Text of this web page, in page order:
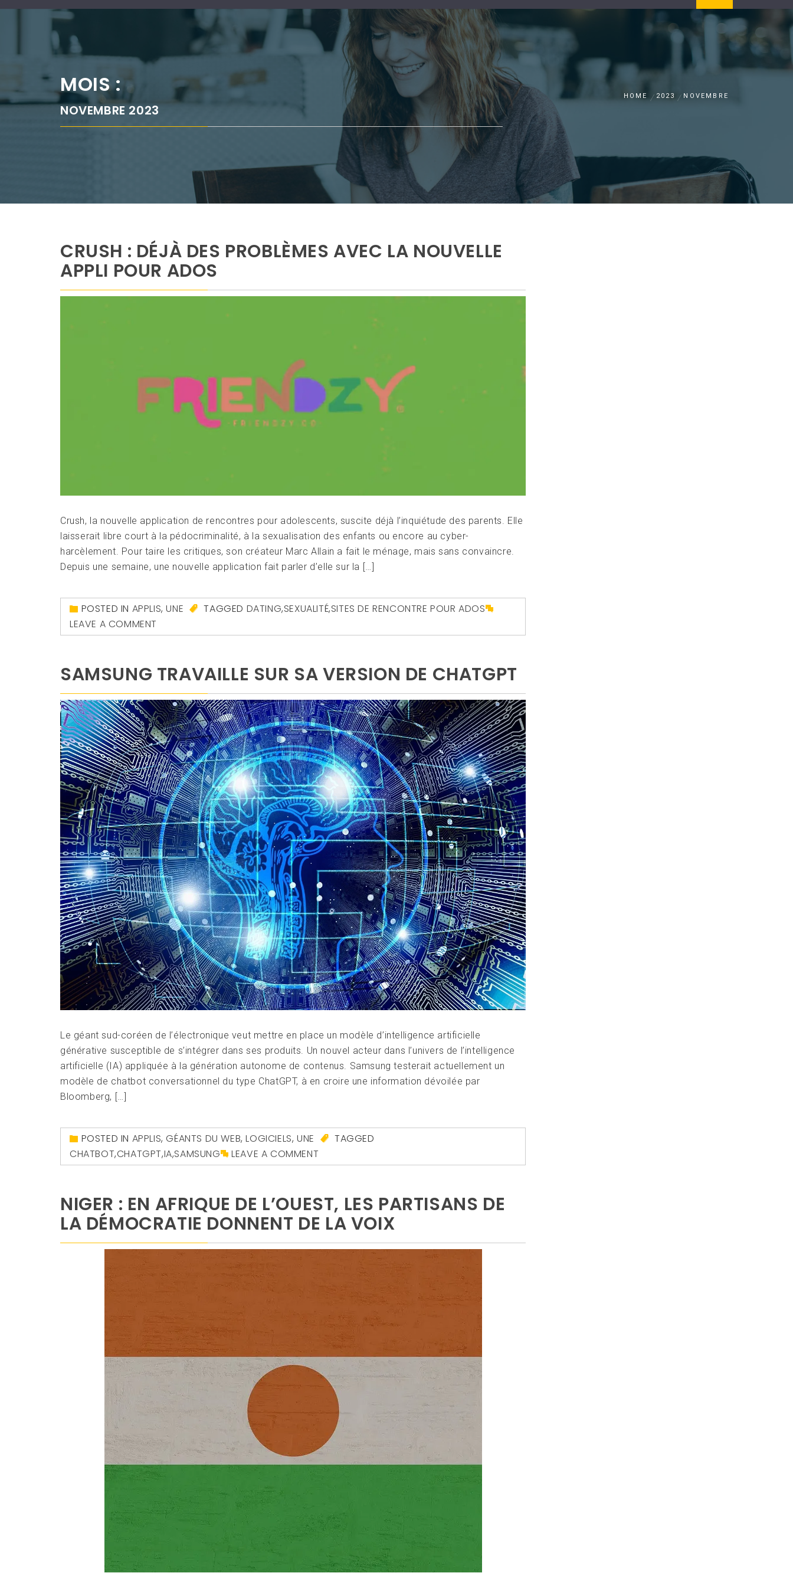
MOIS :
NOVEMBRE 2023
HOME 2023 NOVEMBRE
CRUSH : DÉJÀ DES PROBLÈMES AVEC LA NOUVELLE
APPLI POUR ADOS
Crush, la nouvelle application de rencontres pour adolescents, suscite déjà l’inquiétude des parents. Elle
laisserait libre court à la pédocriminalité, à la sexualisation des enfants ou encore au cyber-
harcèlement. Pour taire les critiques, son créateur Marc Allain a fait le ménage, mais sans convaincre.
Depuis une semaine, une nouvelle application fait parler d’elle sur la […]
POSTED IN APPLIS,UNE TAGGED DATING,SEXUALITÉ,SITES DE RENCONTRE POUR ADOS
LEAVE A COMMENT
SAMSUNG TRAVAILLE SUR SA VERSION DE CHATGPT
Le géant sud-coréen de l’électronique veut mettre en place un modèle d’intelligence artificielle
générative susceptible de s’intégrer dans ses produits. Un nouvel acteur dans l’univers de l’intelligence
artificielle (IA) appliquée à la génération autonome de contenus. Samsung testerait actuellement un
modèle de chatbot conversationnel du type ChatGPT, à en croire une information dévoilée par
Bloomberg, […]
POSTED IN APPLIS,GÉANTS DU WEB,LOGICIELS,UNE
TAGGED
CHATBOT,CHATGPT,IA,SAMSUNG LEAVE A COMMENT
NIGER : EN AFRIQUE DE L’OUEST, LES PARTISANS DE
LA DÉMOCRATIE DONNENT DE LA VOIX